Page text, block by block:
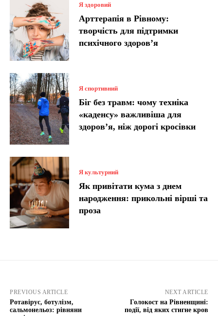
Я здоровий
Арттерапія в Рівному:
творчість для підтримки
психічного здоров’я
Я спортивний
Біг без травм: чому техніка
«каденсу» важливіша для
здоров’я, ніж дорогі кросівки
Я культурний
Як привітати кума з днем
народження: прикольні вірші та
проза
PREVIOUS ARTICLE
Ротавірус, ботулізм,
сальмонельоз: рівняни
NEXT ARTICLE
Голокост на Рівненщині:
події, від яких стигне кров